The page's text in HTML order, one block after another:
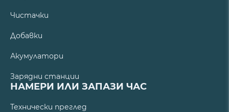
Чистачки
Добавки
Акумулатори
Зарядни станции
НАМЕРИ ИЛИ ЗАПАЗИ ЧАС
Технически преглед